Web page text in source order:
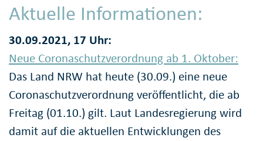
Aktuelle Informationen:
30.09.2021, 17 Uhr:
Neue Coronaschutzverordnung ab 1. Oktober:
Das Land NRW hat heute (30.09.) eine neue
Coronaschutzverordnung veröffentlicht, die ab
Freitag (01.10.) gilt. Laut Landesregierung wird
damit auf die aktuellen Entwicklungen des